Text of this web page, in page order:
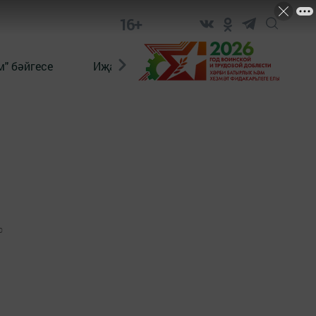
16+
бәйгесе Иҗат Реклама Онлайн